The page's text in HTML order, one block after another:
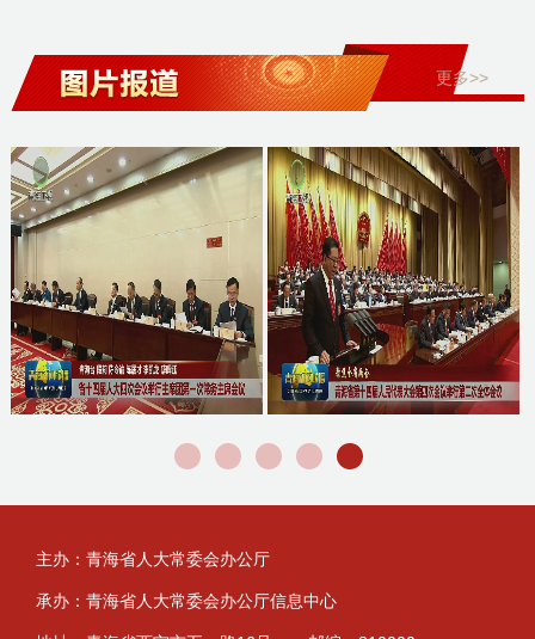
更多>>
主办：青海省人大常委会办公厅
承办：青海省人大常委会办公厅信息中心